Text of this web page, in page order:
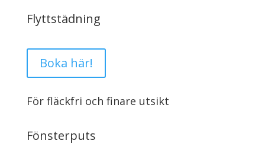
Flyttstädning
Boka här!
För fläckfri och finare utsikt
Fönsterputs